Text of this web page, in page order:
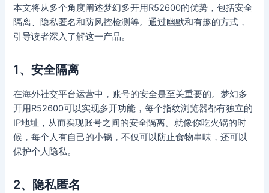
本文将从多个角度阐述梦幻多开用R52600的优势，包括安全
隔离、隐私匿名和防风控检测等。通过幽默和有趣的方式，
引导读者深入了解这一产品。
1、安全隔离
在海外社交平台运营中，账号的安全是至关重要的。梦幻多
开用R52600可以实现多开功能，每个指纹浏览器都有独立的
IP地址，从而实现账号之间的安全隔离。就像你吃火锅的时
候，每个人有自己的小锅，不仅可以防止食物串味，还可以
保护个人隐私。
2、隐私匿名